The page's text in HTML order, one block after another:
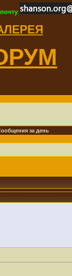
за день